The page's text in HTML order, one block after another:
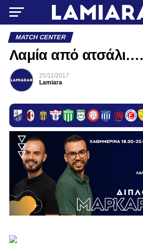
MATCH CENTER
Λαμία από ατσάλι….
25/11/2017
Lamiara